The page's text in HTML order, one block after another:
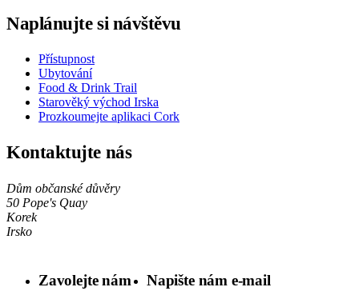
Naplánujte si návštěvu
Přístupnost
Ubytování
Food & Drink Trail
Starověký východ Irska
Prozkoumejte aplikaci Cork
Kontaktujte nás
Dům občanské důvěry
50 Pope's Quay
Korek
Irsko
Zavolejte nám Napište nám e-mail